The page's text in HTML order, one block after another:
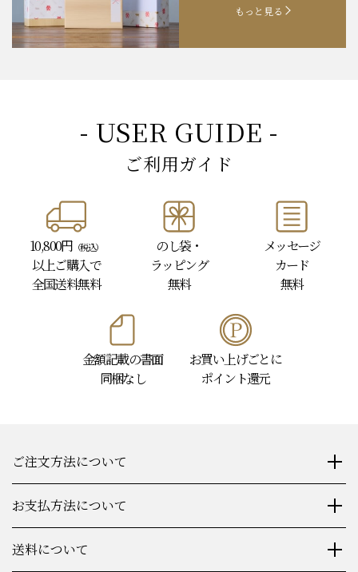
もっと見る
- USER GUIDE -
ご利用ガイド
10,800円 （税込）
以上ご購入で
全国送料無料
のし袋・
ラッピング
無料
メッセージ
カード
無料
金額記載の書面
同梱なし
お買い上げごとに
ポイント還元
ご注文方法について
お支払方法について
送料について